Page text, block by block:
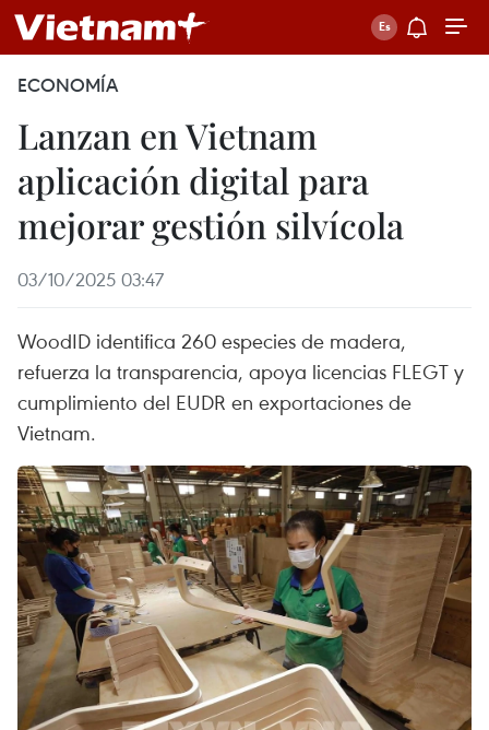
ECONOMÍA
Lanzan en Vietnam
aplicación digital para
mejorar gestión silvícola
03/10/2025 03:47
WoodID identifica 260 especies de madera,
refuerza la transparencia, apoya licencias FLEGT y
cumplimiento del EUDR en exportaciones de
Vietnam.